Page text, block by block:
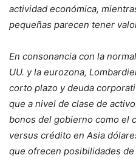
actividad económica,
pequeñas parecen tener
En consonancia con la
UU. y la eurozona,
corto plazo y deuda
que a nivel de clase de
bonos del gobierno como el
versus crédito en Asia
que ofrecen posibilidades